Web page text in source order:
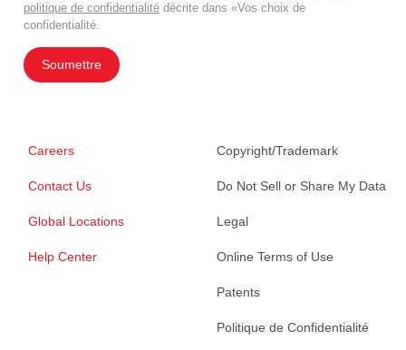
politique de confidentialité décrite dans «Vos choix de
confidentialité.
Soumettre
Careers
Contact Us
Global Locations
Help Center
Copyright/Trademark
Do Not Sell or Share My Data
Legal
Online Terms of Use
Patents
Politique de Confidentialité